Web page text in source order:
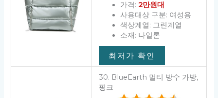
가격: 2만원대
사용대상 구분: 여성용
색상계열: 그린계열
소재: 나일론
최저가 확인
30. BlueEarth 멀티 방수 가방,
핑크